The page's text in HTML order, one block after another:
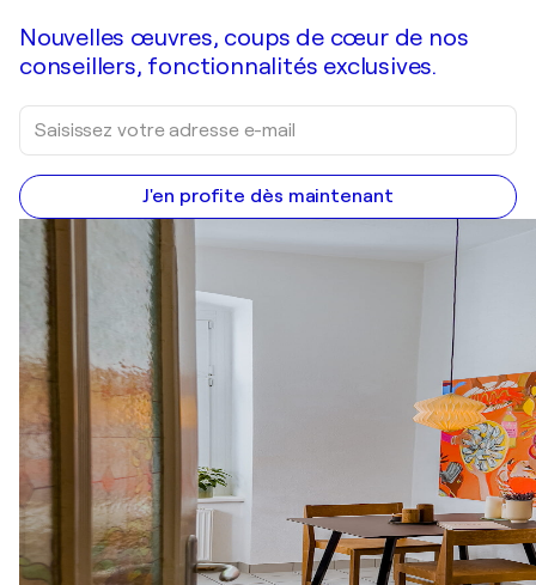
Nouvelles œuvres, coups de cœur de nos
conseillers, fonctionnalités exclusives.
J'en profite dès maintenant